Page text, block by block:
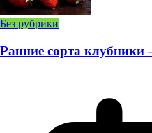
Без рубрики
Ранние сорта